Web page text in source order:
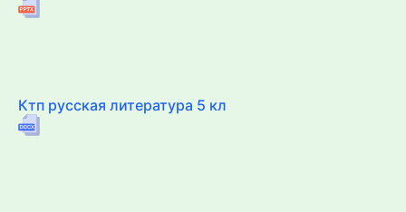
Ктп русская литература 5 кл